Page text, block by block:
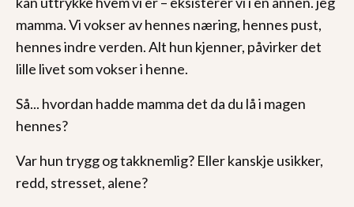
mamma. Vi vokser av hennes næring, hennes pust,
hennes indre verden. Alt hun kjenner, påvirker det
lille livet som vokser i henne.
Så... hvordan hadde mamma det da du lå i magen
hennes?
Var hun trygg og takknemlig? Eller kanskje usikker,
redd, stresset, alene?